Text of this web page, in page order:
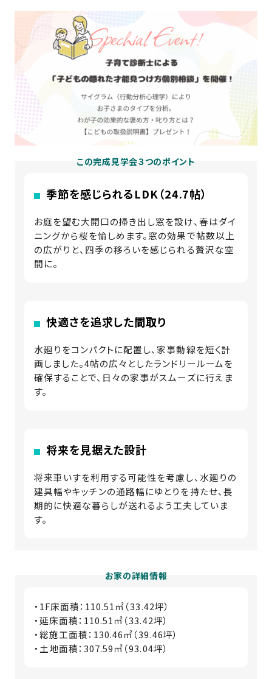
この完成見学会３つのポイント
季節を感じられるLDK（24.7帖）
お庭を望む大開口の掃き出し窓を設け、春はダイ
ニングから桜を愉しめます。窓の効果で帖数以上
の広がりと、四季の移ろいを感じられる贅沢な空
間に。
快適さを追求した間取り
水廻りをコンパクトに配置し、家事動線を短く計
画しました。4帖の広々としたランドリールームを
確保することで、日々の家事がスムーズに行えま
す。
将来を見据えた設計
将来車いすを利用する可能性を考慮し、水廻りの
建具幅やキッチンの通路幅にゆとりを持たせ、長
期的に快適な暮らしが送れるよう工夫していま
す。
お家の詳細情報
・1F床面積：110.51㎡（33.42坪）
・延床面積：110.51㎡（33.42坪）
・総施工面積：130.46㎡（39.46坪）
・土地面積：307.59㎡（93.04坪）